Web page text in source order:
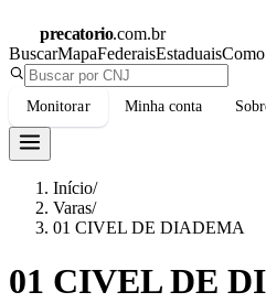
precatorio.com.br
BuscarMapaFederaisEstaduais
Monitorar Minha conta
Início/
Varas/
01 CIVEL DE DIADEMA
01 CIVEL DE